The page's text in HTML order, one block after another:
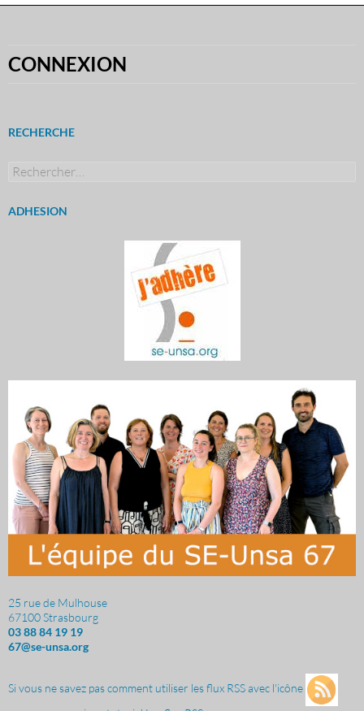
CONNEXION
RECHERCHE
Rechercher :
ADHESION
25 rue de Mulhouse
67100 Strasbourg
03 88 84 19 19
67@se-unsa.org
Si vous ne savez pas comment utiliser les flux RSS avec l'icône